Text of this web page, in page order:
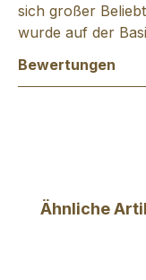
sich großer
wurde auf der
Bewertungen
Produktgalerie
Ähnliche